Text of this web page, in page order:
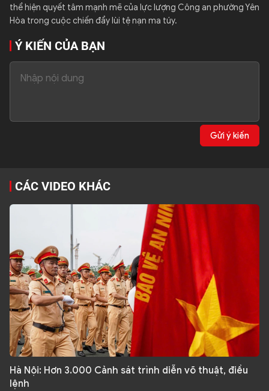
ĐA PHƯƠNG TIỆN
eMagazine
Chuyên đề
thể hiện quyết tâm mạnh mẽ của lực lượng Công an phường Yên
Hòa trong cuộc chiến đẩy lùi tệ nạn ma túy.
Ý KIẾN CỦA BẠN
Gửi ý kiến
CÁC VIDEO KHÁC
01:38
Hà Nội: Hơn 3.000 Cảnh sát trình diễn võ thuật, điều
lệnh